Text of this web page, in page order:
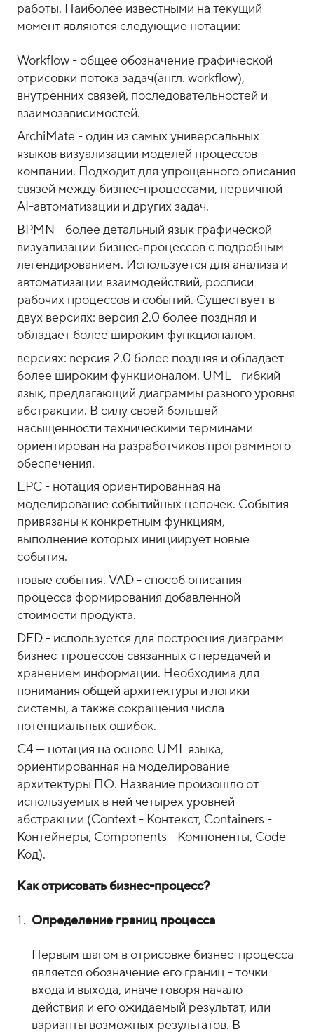
работы. Наиболее известными на текущий
момент являются следующие нотации:
Workflow - общее обозначение графической
отрисовки потока задач(англ. workflow),
внутренних связей, последовательностей и
взаимозависимостей.
ArchiMate - один из самых универсальных
языков визуализации моделей процессов
компании. Подходит для упрощенного описания
связей между бизнес-процессами, первичной
AI-автоматизации и других задач.
BPMN - более детальный язык графической
визуализации бизнес‑процессов с подробным
легендированием. Используется для анализа и
автоматизации взаимодействий, росписи
рабочих процессов и событий. Существует в
двух версиях: версия 2.0 более поздняя и
обладает более широким функционалом.
версиях: версия 2.0 более поздняя и обладает
более широким функционалом. UML - гибкий
язык, предлагающий диаграммы разного уровня
абстракции. В силу своей большей
насыщенности техническими терминами
ориентирован на разработчиков программного
обеспечения.
EPC - нотация ориентированная на
моделирование событийных цепочек. События
привязаны к конкретным функциям,
выполнение которых инициирует новые
события.
новые события. VAD - способ описания
процесса формирования добавленной
стоимости продукта.
DFD - используется для построения диаграмм
бизнес-процессов связанных с передачей и
хранением информации. Необходима для
понимания общей архитектуры и логики
системы, а также сокращения числа
потенциальных ошибок.
C4 — нотация на основе UML языка,
ориентированная на моделирование
архитектуры ПО. Название произошло от
используемых в ней четырех уровней
абстракции (Context - Контекст, Containers -
Контейнеры, Components - Компоненты, Code -
Код).
Как отрисовать бизнес-процесс?
Определение границ процесса
Первым шагом в отрисовке бизнес-процесса
является обозначение его границ - точки
входа и выхода, иначе говоря начало
действия и его ожидаемый результат, или
варианты возможных результатов. В